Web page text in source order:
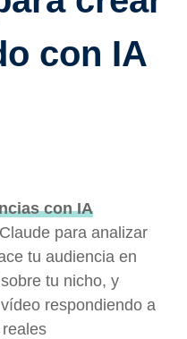
con IA
con IA
para analizar
tu audiencia en
tu nicho, y
respondiendo a